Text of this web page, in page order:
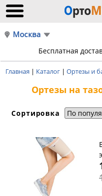
Москва
Бесплатная
Главная | Каталог | Ортезы и
Ортезы на
Сортировка